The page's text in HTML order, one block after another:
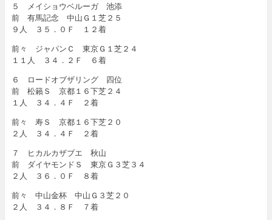
５ メイショウベルーガ 池添
前 有馬記念 中山Ｇ１芝２５
９人 ３５．０Ｆ １２着
前々 ジャパンＣ 東京Ｇ１芝２４
１１人 ３４．２Ｆ ６着
６ ロードオブザリング 四位
前 松籟Ｓ 京都１６下芝２４
１人 ３４．４Ｆ ２着
前々 寿Ｓ 京都１６下芝２０
２人 ３４．４Ｆ ２着
７ ヒカルカザブエ 秋山
前 ダイヤモンドＳ 東京Ｇ３芝３４
２人 ３６．０Ｆ ８着
前々 中山金杯 中山Ｇ３芝２０
２人 ３４．８Ｆ ７着